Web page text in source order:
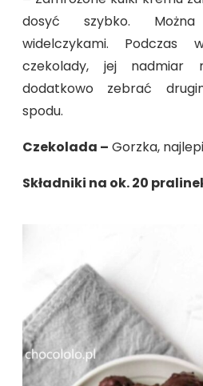
dosyć szybko.
widelczykami. Podczas
czekolady, jej nadmiar
dodatkowo zebrać
spodu.
Czekolada – Gorzka,
Składniki na ok. 20